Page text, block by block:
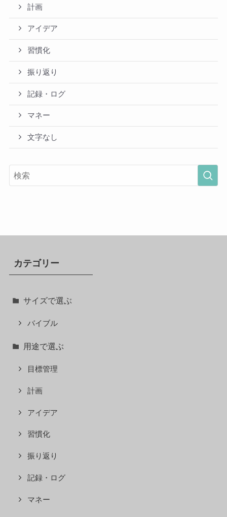
計画
アイデア
習慣化
振り返り
記録・ログ
マネー
文字なし
カテゴリー
サイズで選ぶ
バイブル
用途で選ぶ
目標管理
計画
アイデア
習慣化
振り返り
記録・ログ
マネー